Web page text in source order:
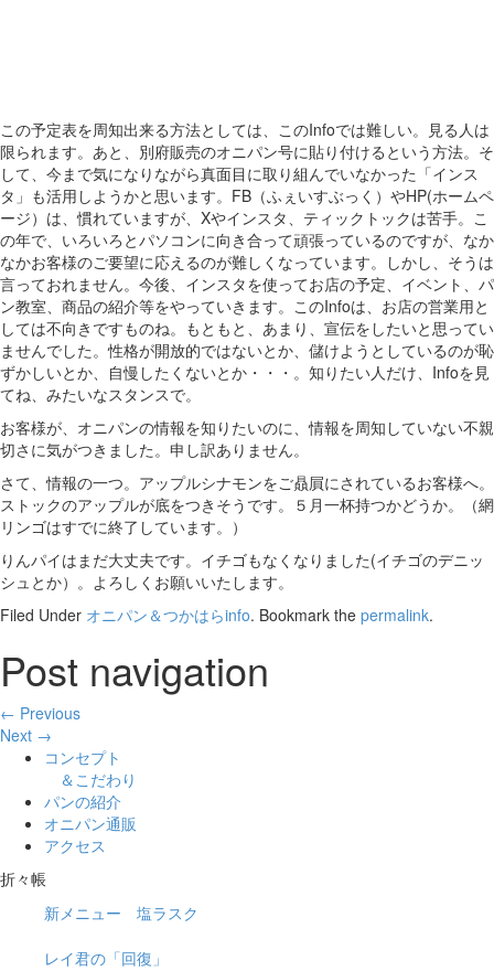
この予定表を周知出来る方法としては、このInfoでは難しい。見る人は
限られます。あと、別府販売のオニパン号に貼り付けるという方法。そ
して、今まで気になりながら真面目に取り組んでいなかった「インス
タ」も活用しようかと思います。FB（ふぇいすぶっく）やHP(ホームペ
ージ）は、慣れていますが、Xやインスタ、ティックトックは苦手。こ
の年で、いろいろとパソコンに向き合って頑張っているのですが、なか
なかお客様のご要望に応えるのが難しくなっています。しかし、そうは
言っておれません。今後、インスタを使ってお店の予定、イベント、パ
ン教室、商品の紹介等をやっていきます。このInfoは、お店の営業用と
しては不向きですものね。もともと、あまり、宣伝をしたいと思ってい
ませんでした。性格が開放的ではないとか、儲けようとしているのが恥
ずかしいとか、自慢したくないとか・・・。知りたい人だけ、Infoを見
てね、みたいなスタンスで。
お客様が、オニパンの情報を知りたいのに、情報を周知していない不親
切さに気がつきました。申し訳ありません。
さて、情報の一つ。アップルシナモンをご贔屓にされているお客様へ。
ストックのアップルが底をつきそうです。５月一杯持つかどうか。（網
リンゴはすでに終了しています。）
りんパイはまだ大丈夫です。イチゴもなくなりました(イチゴのデニッ
シュとか）。よろしくお願いいたします。
Filed Under オニパン＆つかはらinfo. Bookmark the permalink.
Post navigation
← Previous
Next →
コンセプト
＆こだわり
パンの紹介
オニパン通販
アクセス
折々帳
新メニュー 塩ラスク
レイ君の「回復」